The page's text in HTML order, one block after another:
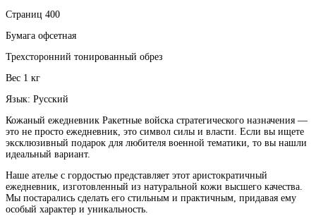
Страниц 400
Бумага офсетная
Трехсторонний тонированный обрез
Вес 1 кг
Язык: Русский
Кожаный ежедневник Ракетные войска стратегического назначения —
это не просто ежедневник, это символ силы и власти. Если вы ищете
эксклюзивный подарок для любителя военной тематики, то вы нашли
идеальный вариант.
Наше ателье с гордостью представляет этот аристократичный
ежедневник, изготовленный из натуральной кожи высшего качества.
Мы постарались сделать его стильным и практичным, придавая ему
особый характер и уникальность.